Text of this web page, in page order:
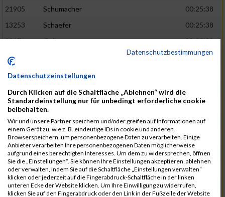
21905
Schumacher
00:25:38
13253
Schaefer
00:25:38
2317
Golbar
00:25:38
5561
00:25:38
12006
Laudien
9273
Nicotra
7717
Lades
00:25:38
15581
Adamczak
00:25:38
3162
Heilig
00:25:39
3107
Schork
00:25:40
5888
Regneri
00:25:41
8971
Bien 00:25:42
Datenschutzbestimmungen
Datenschutzeinstellungen
Durch Klicken auf die Schaltfläche „Ablehnen“ wird die
Standardeinstellung nur für unbedingt erforderliche cookie
beibehalten.
Wir und unsere Partner speichern und/oder greifen auf Informationen auf
einem Gerät zu, wie z. B. eindeutige IDs in cookie und anderen
Browserspeichern, um personenbezogene Daten zu verarbeiten. Einige
Anbieter verarbeiten Ihre personenbezogenen Daten möglicherweise
aufgrund eines berechtigten Interesses. Um dem zu widersprechen, öffnen
Sie die „Einstellungen“. Sie können Ihre Einstellungen akzeptieren, ablehnen
oder verwalten, indem Sie auf die Schaltfläche „Einstellungen verwalten“
klicken oder jederzeit auf die Fingerabdruck-Schaltfläche in der linken
unteren Ecke der Website klicken. Um Ihre Einwilligung zu widerrufen,
klicken Sie auf den Fingerabdruck oder den Link in der Fußzeile der Website